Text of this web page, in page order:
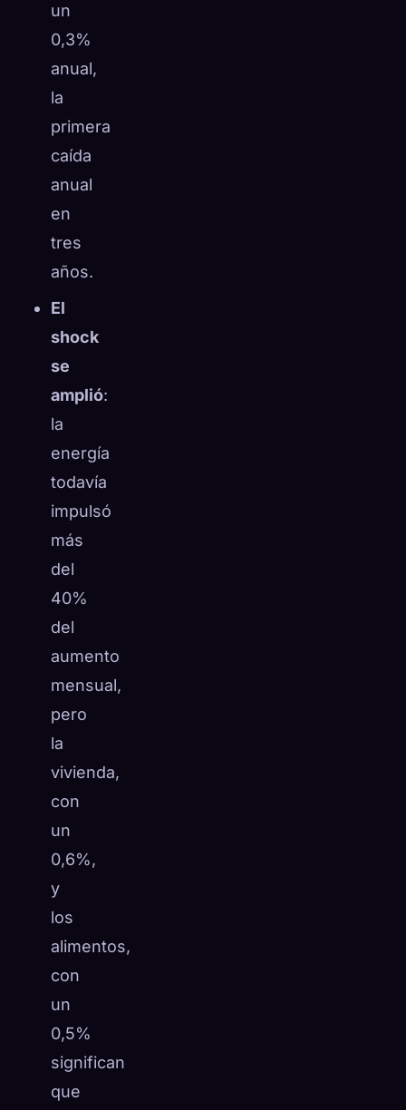
un
0,3%
anual,
la
primera
caída
anual
en
tres
años.
El
shock
se
amplió:
la
energía
todavía
impulsó
más
del
40%
del
aumento
mensual,
pero
la
vivienda,
con
un
0,6%,
y
los
alimentos,
con
un
0,5%
significan
que